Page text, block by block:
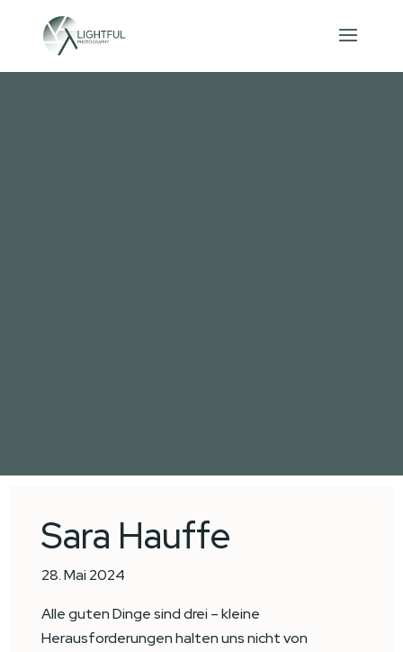
Sara Hauffe
28. Mai 2024
Alle guten Dinge sind drei – kleine
Herausforderungen halten uns nicht von